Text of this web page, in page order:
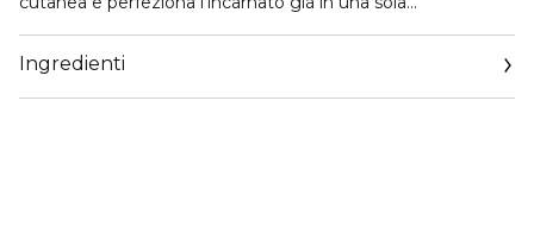
che nutrono e rinforzano le principali difese contro
l'invecchiamento. I Ciclopeptidi rinforzano il collagene e
restingono i pori, per una pelle più vellutata e luminosa. La
Ingredienti